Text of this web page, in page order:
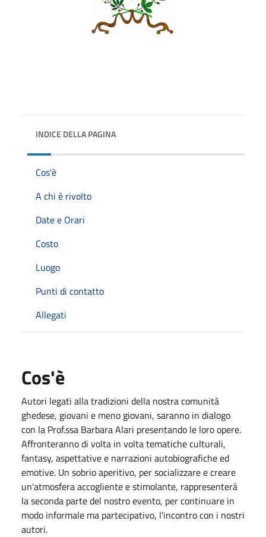
INDICE DELLA PAGINA
Cos'è
A chi è rivolto
Date e Orari
Costo
Luogo
Punti di contatto
Allegati
Cos'è
Autori legati alla tradizioni della nostra comunità
ghedese, giovani e meno giovani, saranno in dialogo
con la Prof.ssa Barbara Alari presentando le loro opere.
Affronteranno di volta in volta tematiche culturali,
fantasy, aspettative e narrazioni autobiografiche ed
emotive. Un sobrio aperitivo, per socializzare e creare
un'atmosfera accogliente e stimolante, rappresenterà
la seconda parte del nostro evento, per continuare in
modo informale ma partecipativo, l'incontro con i nostri
autori.